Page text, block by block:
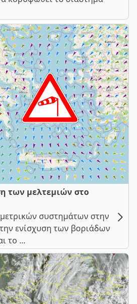
των μελτεμιών στο
συστημάτων στην
ενίσχυση των βοριάδων
το ...